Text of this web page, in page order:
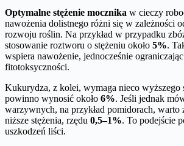
Optymalne stężenie mocznika w cieczy
nawożenia dolistnego różni się w zależności
rozwoju roślin. Na przykład w przypadku
stosowanie roztworu o stężeniu około 5%.
wspiera nawożenie, jednocześnie
fitotoksyczności.
Kukurydza, z kolei, wymaga nieco wyższego
powinno wynosić około 6%. Jeśli jednak
warzywnych, na przykład pomidorach, warto
niższe stężenia, rzędu 0,5–1%. To podejście
uszkodzeń liści.